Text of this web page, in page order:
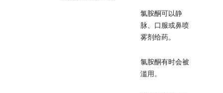
氯胺酮可以静
脉、口服或鼻喷
雾剂给药。
氯胺酮有时会被
滥用。